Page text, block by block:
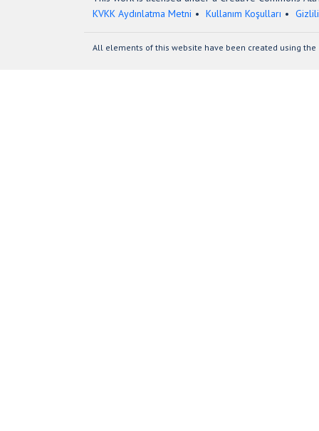
KVKK Aydınlatma Metni
Kullanım Koşulları
All elements of this website have been created using the